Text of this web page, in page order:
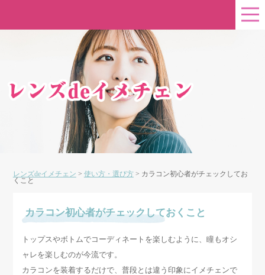
レンズdeイメチェン > 使い方・選び方> カラコン初心者がチェックしてお
くこと
カラコン初心者がチェックしておくこと
トップスやボトムでコーディネートを楽しむように、瞳もオシ
ャレを楽しむのが今流です。
カラコンを装着するだけで、普段とは違う印象にイメチェンで